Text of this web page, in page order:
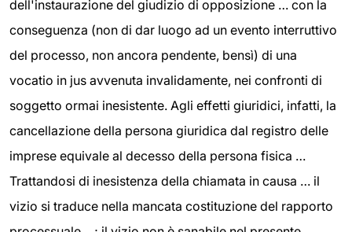
dell'instaurazione del giudizio di opposizione … con la
conseguenza (non di dar luogo ad un evento interruttivo
del processo, non ancora pendente, bensì) di una
vocatio in jus avvenuta invalidamente, nei confronti di
soggetto ormai inesistente. Agli effetti giuridici, infatti, la
cancellazione della persona giuridica dal registro delle
imprese equivale al decesso della persona fisica …
Trattandosi di inesistenza della chiamata in causa … il
vizio si traduce nella mancata costituzione del rapporto